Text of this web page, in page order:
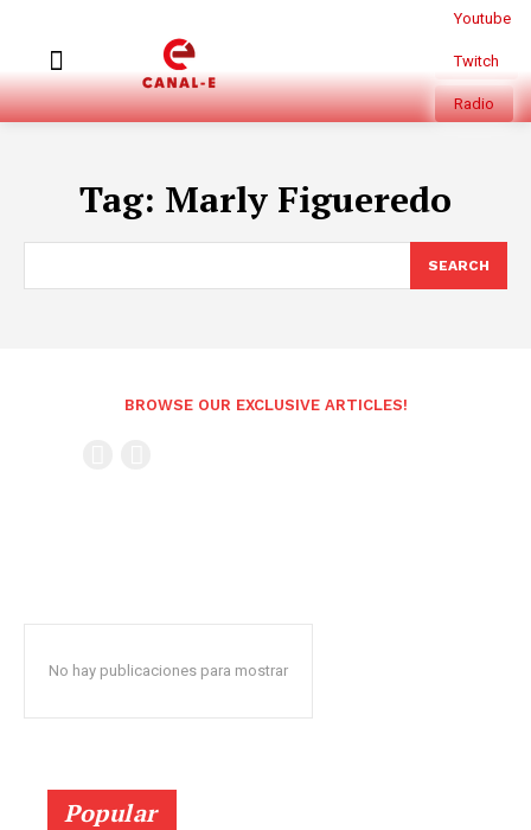
Youtube
Twitch
Radio
Tag: Marly Figueredo
SEARCH
BROWSE OUR EXCLUSIVE ARTICLES!
No hay publicaciones para mostrar
Popular